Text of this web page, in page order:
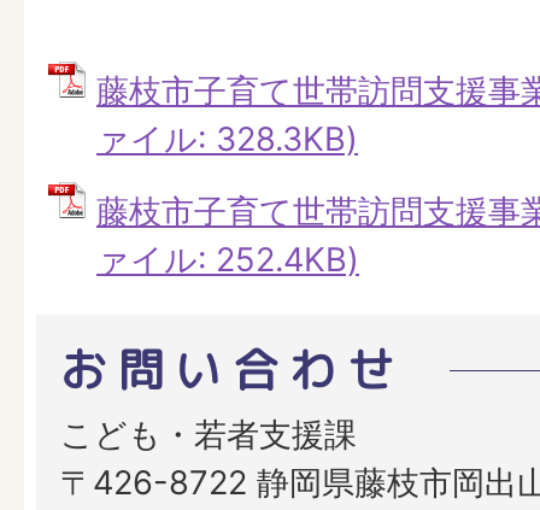
藤枝市子育て世帯訪問支援事
ァイル: 328.3KB)
藤枝市子育て世帯訪問支援事
ァイル: 252.4KB)
お問い合わせ
こども・若者支援課
〒426-8722 静岡県藤枝市岡出